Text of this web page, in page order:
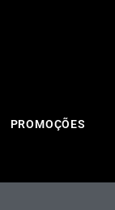
PROMOÇÕES